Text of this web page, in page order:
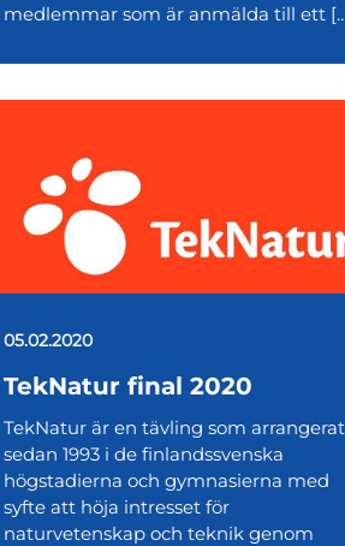
medlemmar som är anmälda till ett
05.02.2020
TekNatur final 2020
TekNatur är en tävling som
sedan 1993 i de finlandssvenska
högstadierna och gymnasierna med
syfte att höja intresset för
naturvetenskap och teknik genom